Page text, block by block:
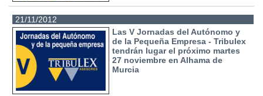
21/11/2012
Las V Jornadas del Autónomo y
de la Pequeña Empresa - Tribulex
tendrán lugar el próximo martes
27 noviembre en Alhama de
Murcia